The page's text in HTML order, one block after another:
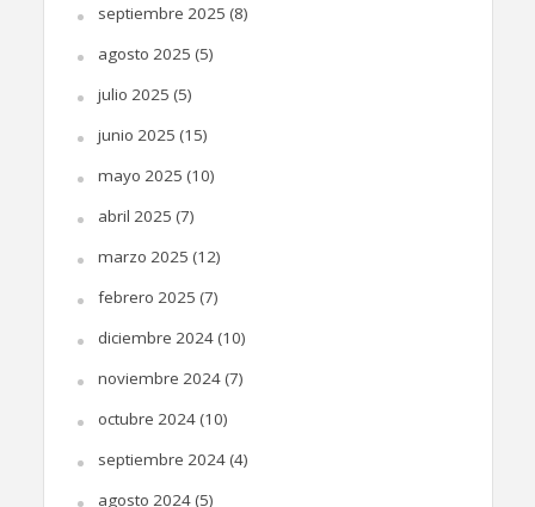
septiembre 2025 (8)
agosto 2025 (5)
julio 2025 (5)
junio 2025 (15)
mayo 2025 (10)
abril 2025 (7)
marzo 2025 (12)
febrero 2025 (7)
diciembre 2024(10)
noviembre 2024(7)
octubre 2024(10)
septiembre 2024(4)
agosto 2024(5)